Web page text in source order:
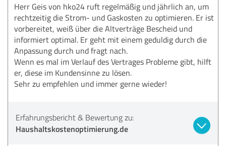
Herr Geis von hko24 ruft regelmäßig und jährlich an, um
rechtzeitig die Strom- und Gaskosten zu optimieren. Er ist
vorbereitet, weiß über die Altverträge Bescheid und
informiert optimal. Er geht mit einem geduldig durch die
Anpassung durch und fragt nach.
Wenn es mal im Verlauf des Vertrages Probleme gibt, hilft
er, diese im Kundensinne zu lösen.
Sehr zu empfehlen und immer gerne wieder!
Erfahrungsbericht & Bewertung zu:
Haushaltskostenoptimierung.de